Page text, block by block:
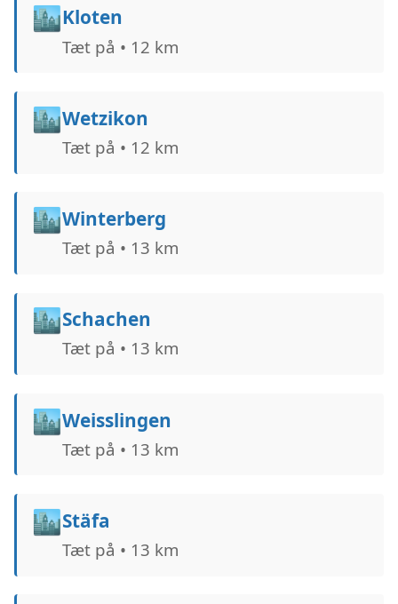
🏙️Kloten
Tæt på • 12 km
🏙️Wetzikon
Tæt på • 12 km
🏙️Winterberg
Tæt på • 13 km
🏙️Schachen
Tæt på • 13 km
🏙️Weisslingen
Tæt på • 13 km
🏙️Stäfa
Tæt på • 13 km